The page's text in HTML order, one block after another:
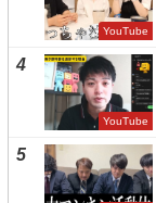
YouTube
4
YouTube
5